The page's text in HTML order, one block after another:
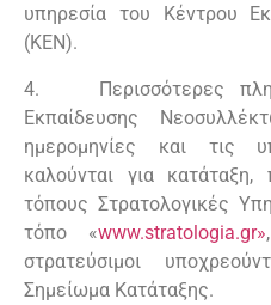
υπηρεσία του Κέντρου
(ΚΕΝ).
4. Περισσότερες
Εκπαίδευσης
ημερομηνίες και τις
καλούνται για
τόπους Στρατολογικές
τόπο «www.stratologia.gr»
στρατεύσιμοι
Σημείωμα Κατάταξης.